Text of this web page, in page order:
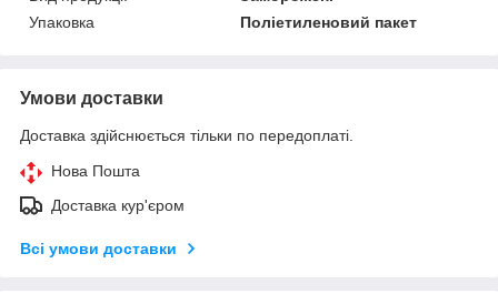
Упаковка
Поліетиленовий пакет
Умови доставки
Доставка здійснюється тільки по передоплаті.
Нова Пошта
Доставка кур'єром
Всі умови доставки